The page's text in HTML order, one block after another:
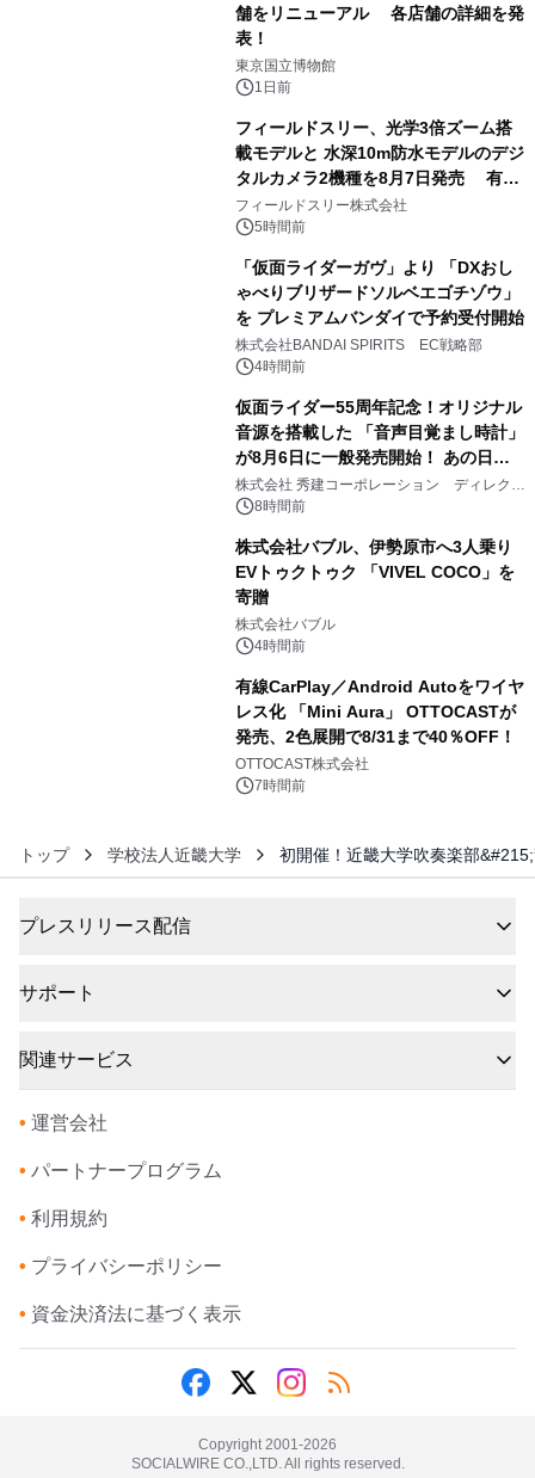
舗をリニューアル 各店舗の詳細を発
表！
東京国立博物館
1日前
フィールドスリー、光学3倍ズーム搭
載モデルと 水深10m防水モデルのデジ
タルカメラ2機種を8月7日発売 有効
約1300万画素、用途別に選べるコンデ
ジ新登場
フィールドスリー株式会社
5時間前
「仮面ライダーガヴ」より 「DXおし
ゃべりブリザードソルベエゴチゾウ」
を プレミアムバンダイで予約受付開始
株式会社BANDAI SPIRITS EC戦略部
4時間前
仮面ライダー55周年記念！オリジナル
音源を搭載した 「音声目覚まし時計」
が8月6日に一般発売開始！ あの日の
大興奮が今甦る
株式会社 秀建コーポレーション ディレクト
アートギャラリー
8時間前
株式会社バブル、伊勢原市へ3人乗り
EVトゥクトゥク 「VIVEL COCO」を
寄贈
株式会社バブル
4時間前
有線CarPlay／Android Autoをワイヤ
レス化 「Mini Aura」 OTTOCASTが
発売、2色展開で8/31まで40％OFF！
OTTOCAST株式会社
7時間前
トップ 学校法人近畿大学 初開催！近畿大学吹奏楽部
プレスリリース配信
サポート
関連サービス
• 運営会社
• パートナープログラム
• 利用規約
• プライバシーポリシー
• 資金決済法に基づく表示
Copyright 2001-2026
SOCIALWIRE CO.,LTD. All rights reserved.